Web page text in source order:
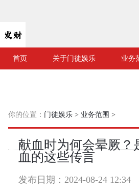
首页 关于门徒娱乐 业务
你的位置： 门徒娱乐 > 业务范围 >
献血时为何会晕厥？
血的这些传言
发布日期：2024-08-24